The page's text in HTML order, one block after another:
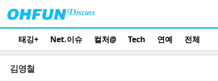
태깅+ Net.이슈 컬처@ Tech 연예 전체
김영철